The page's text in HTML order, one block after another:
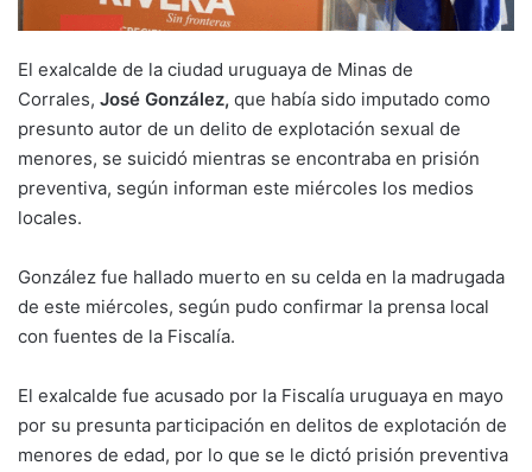
El exalcalde de la ciudad uruguaya de Minas de
Corrales, José González, que había sido imputado como
presunto autor de un delito de explotación sexual de
menores, se suicidó mientras se encontraba en prisión
preventiva, según informan este miércoles los medios
locales.
González fue hallado muerto en su celda en la madrugada
de este miércoles, según pudo confirmar la prensa local
con fuentes de la Fiscalía.
El exalcalde fue acusado por la Fiscalía uruguaya en mayo
por su presunta participación en delitos de explotación de
menores de edad, por lo que se le dictó prisión preventiva